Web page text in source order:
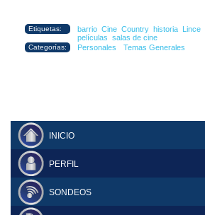
Etiquetas: barrio Cine Country historia Lince
películas salas de cine
Categorías: Personales Temas Generales
INICIO
PERFIL
SONDEOS